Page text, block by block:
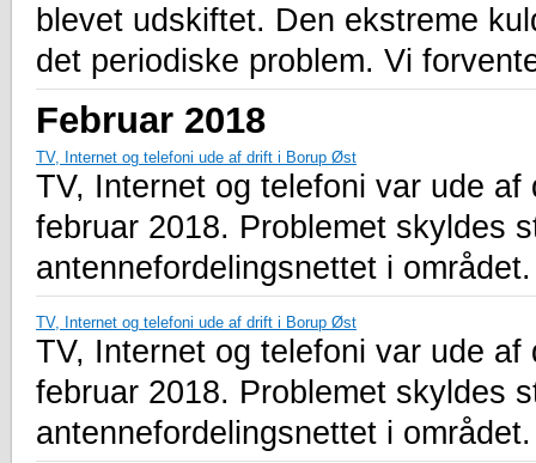
blevet udskiftet. Den ekstreme
det periodiske problem. Vi
Februar 2018
TV, Internet og telefoni ude af drift i Borup Øst
TV, Internet og telefoni var ude
februar 2018. Problemet skyldes
antennefordelingsnettet i området.
TV, Internet og telefoni ude af drift i Borup Øst
TV, Internet og telefoni var ude
februar 2018. Problemet skyldes
antennefordelingsnettet i området.